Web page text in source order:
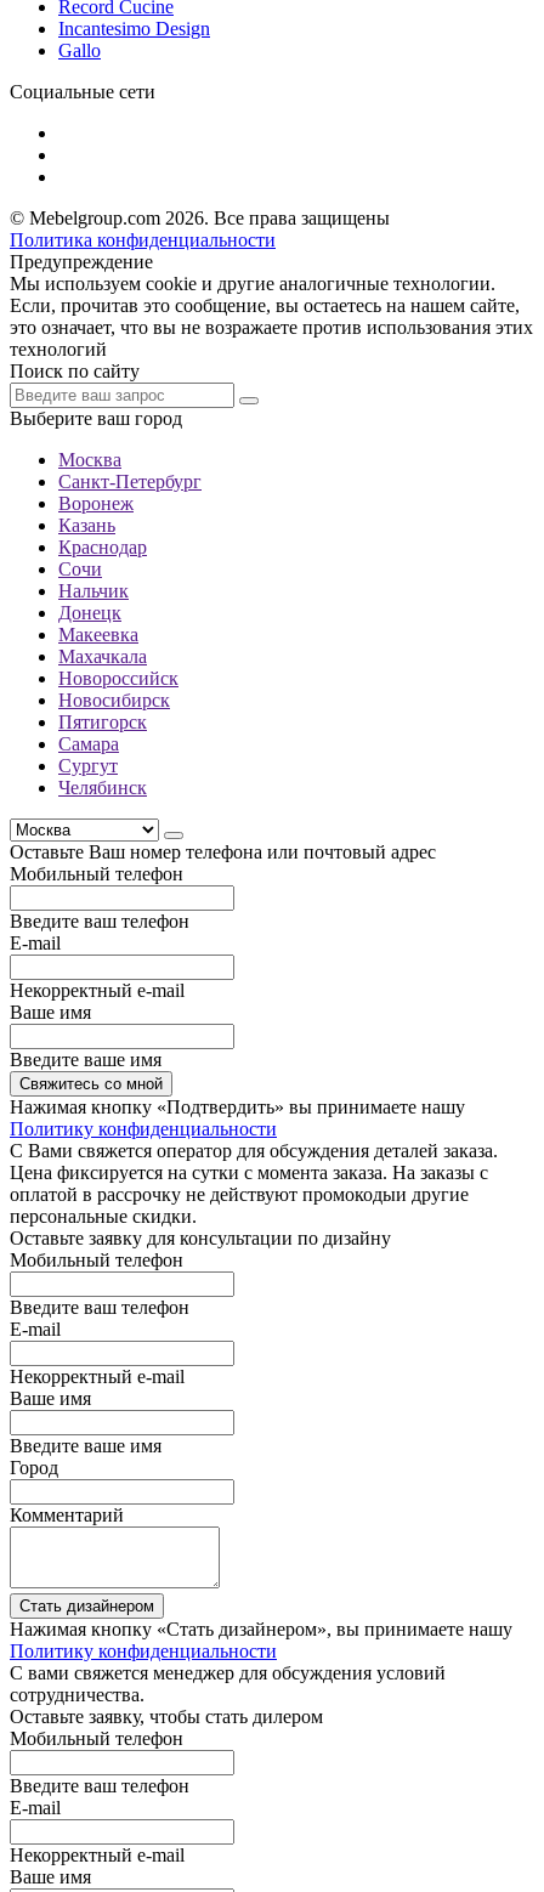
Record Cucine
Incantesimo Design
Gallo
Социальные сети
© Mebelgroup.com 2026. Все права защищены
Политика конфиденциальности
Предупреждение
Мы используем cookie и другие аналогичные технологии.
Если, прочитав это сообщение, вы остаетесь на нашем сайте,
это означает, что вы не возражаете против использования этих
технологий
Поиск по сайту
Выберите ваш город
Москва
Санкт-Петербург
Воронеж
Казань
Краснодар
Сочи
Нальчик
Донецк
Макеевка
Махачкала
Новороссийск
Новосибирск
Пятигорск
Самара
Сургут
Челябинск
Оставьте Ваш номер телефона или почтовый адрес
Мобильный телефон
Введите ваш телефон
E-mail
Некорректный e-mail
Ваше имя
Введите ваше имя
Свяжитесь со мной
Нажимая кнопку «Подтвердить» вы принимаете нашу
Политику конфиденциальности
С Вами свяжется оператор для обсуждения деталей заказа.
Цена фиксируется на сутки с момента заказа. На заказы с
оплатой в рассрочку не действуют промокодыи другие
персональные скидки.
Оставьте заявку для консультации по дизайну
Мобильный телефон
Введите ваш телефон
E-mail
Некорректный e-mail
Ваше имя
Введите ваше имя
Город
Комментарий
Стать дизайнером
Нажимая кнопку «Стать дизайнером», вы принимаете нашу
Политику конфиденциальности
С вами свяжется менеджер для обсуждения условий
сотрудничества.
Оставьте заявку, чтобы стать дилером
Мобильный телефон
Введите ваш телефон
E-mail
Некорректный e-mail
Ваше имя